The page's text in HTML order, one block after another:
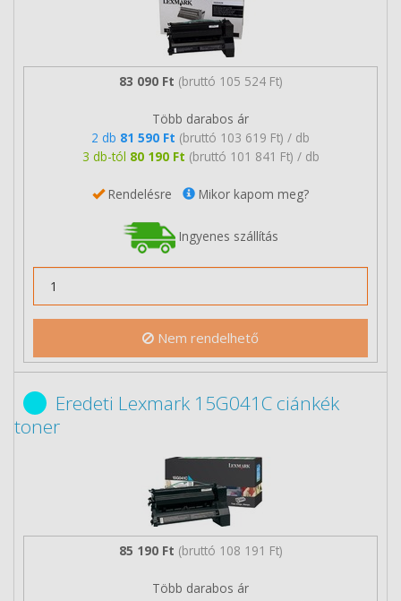
83 090 Ft (bruttó 105 524 Ft)
Több darabos ár
2 db 81 590 Ft (bruttó 103 619 Ft) / db
3 db-tól 80 190 Ft (bruttó 101 841 Ft) / db
Rendelésre Mikor kapom meg?
Ingyenes szállítás
Nem rendelhető
Eredeti Lexmark 15G041C ciánkék
toner
85 190 Ft (bruttó 108 191 Ft)
Több darabos ár